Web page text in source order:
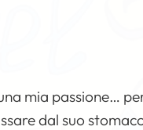
mia passione…
dal suo